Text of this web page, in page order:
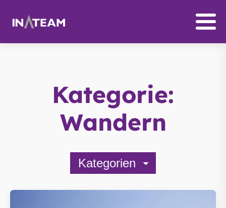
Kategorie:
Wandern
Kategorien